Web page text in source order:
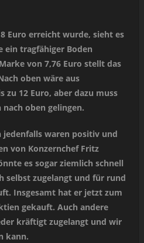
Euro erreicht wurde, sieht es
ein tragfähiger Boden
von 7,76 Euro stellt das
oben wäre aus
zu 12 Euro, aber dazu muss
oben gelingen.
jedenfalls waren positiv und
von Konzernchef Fritz
es sogar ziemlich schnell
selbst zugelangt und für rund
Insgesamt hat er jetzt zum
gekauft. Auch andere
kräftigt zugelangt und wir
kann.